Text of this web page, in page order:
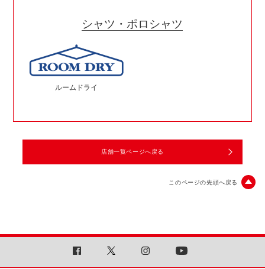
シャツ・ポロシャツ
ルームドライ
店舗一覧ページへ戻る
このページの先頭へ戻る